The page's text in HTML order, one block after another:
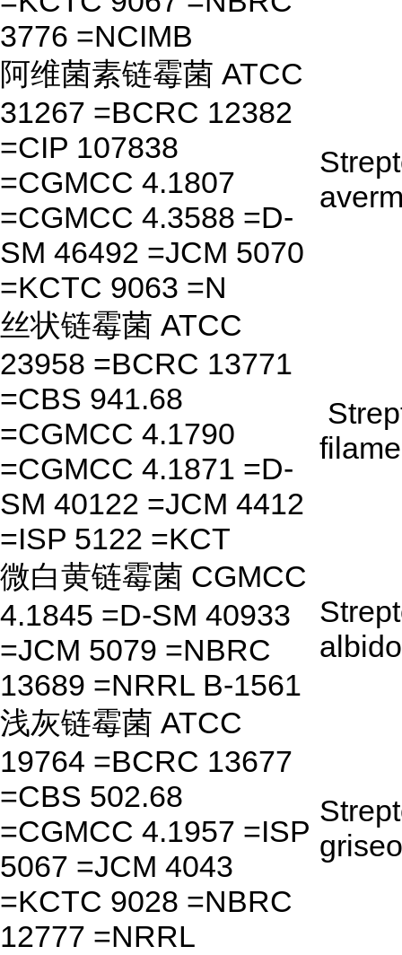
3776 =NCIMB
阿维菌素链霉菌 ATCC
31267 =BCRC 12382
=CIP 107838
=CGMCC 4.1807
=CGMCC 4.3588 =D-
SM 46492 =JCM 5070
=KCTC 9063 =N
丝状链霉菌 ATCC
23958 =BCRC 13771
=CBS 941.68
=CGMCC 4.1790
=CGMCC 4.1871 =D-
SM 40122 =JCM 4412
=ISP 5122 =KCT
微白黄链霉菌 CGMCC
4.1845 =D-SM 40933
=JCM 5079 =NBRC
13689 =NRRL B-1561
浅灰链霉菌 ATCC
19764 =BCRC 13677
=CBS 502.68
=CGMCC 4.1957 =ISP
5067 =JCM 4043
=KCTC 9028 =NBRC
12777 =NRRL